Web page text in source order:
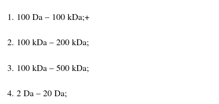
1. 100 Da – 100 kDa;+
2. 100 kDa – 200 kDa;
3. 100 kDa – 500 kDa;
4. 2 Da – 20 Da;